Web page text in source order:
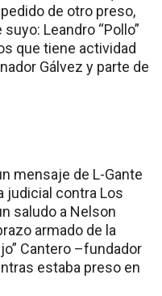
de otro preso,
Leandro “Pollo”
que tiene actividad
Gálvez y parte de
mensaje de L-Gante
judicial contra Los
saludo a Nelson
armado de la
Cantero –fundador
estaba preso en